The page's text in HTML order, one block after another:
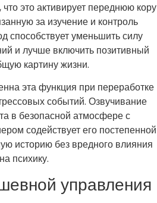
это активирует переднюю кору
за изучение и контроль
способствует уменьшить силу
и лучше включить позитивный
картину жизни.
эта функция при переработке
событий. Озвучивание
в безопасной атмосфере с
содействует его постепенной
историю без вредного влияния
на психику.
управления